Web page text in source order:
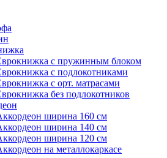
с пружинным блоком
с подлокотниками
с орт. матрасами
без подлокотников
ширина 160 см
ширина 140 см
ширина 120 см
на металлокаркасе